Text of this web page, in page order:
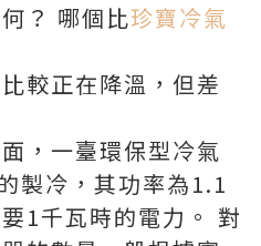
？ 哪個比珍寶冷氣
較正在降溫，但差
，一臺環保型冷氣
製冷，其功率為1.1
1千瓦時的電力。 對